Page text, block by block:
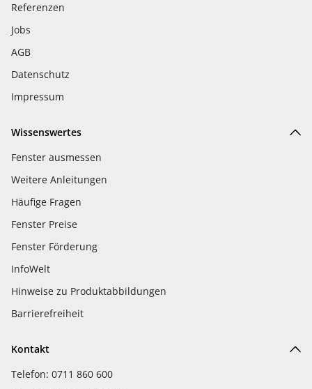
Referenzen
Jobs
AGB
Datenschutz
Impressum
Wissenswertes
Fenster ausmessen
Weitere Anleitungen
Häufige Fragen
Fenster Preise
Fenster Förderung
InfoWelt
Hinweise zu Produktabbildungen
Barrierefreiheit
Kontakt
Telefon: 0711 860 600